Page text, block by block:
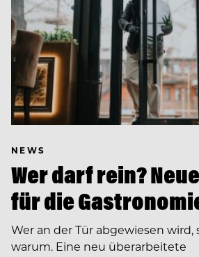
NEWS
Wer darf rein?
für die
Wer an der Tür abgewiesen wird,
warum. Eine neu überarbeitete